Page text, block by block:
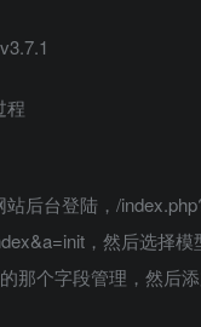
程
站后台登陆，/
，然后选择模
那个字段管理，然后